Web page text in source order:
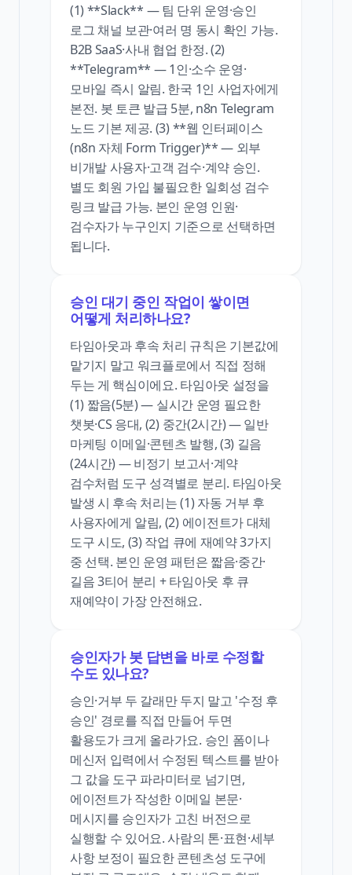
(1) **Slack** — 팀 단위 운영·승인
로그 채널 보관·여러 명 동시 확인 가능.
B2B SaaS·사내 협업 한정. (2)
**Telegram** — 1인·소수 운영·
모바일 즉시 알림. 한국 1인 사업자에게
본전. 봇 토큰 발급 5분, n8n Telegram
노드 기본 제공. (3) **웹 인터페이스
(n8n 자체 Form Trigger)** — 외부
비개발 사용자·고객 검수·계약 승인.
별도 회원 가입 불필요한 일회성 검수
링크 발급 가능. 본인 운영 인원·
검수자가 누구인지 기준으로 선택하면
됩니다.
승인 대기 중인 작업이 쌓이면
어떻게 처리하나요?
타임아웃과 후속 처리 규칙은 기본값에
맡기지 말고 워크플로에서 직접 정해
두는 게 핵심이에요. 타임아웃 설정을
(1) 짧음(5분) — 실시간 운영 필요한
챗봇·CS 응대, (2) 중간(2시간) — 일반
마케팅 이메일·콘텐츠 발행, (3) 길음
(24시간) — 비정기 보고서·계약
검수처럼 도구 성격별로 분리. 타임아웃
발생 시 후속 처리는 (1) 자동 거부 후
사용자에게 알림, (2) 에이전트가 대체
도구 시도, (3) 작업 큐에 재예약 3가지
중 선택. 본인 운영 패턴은 짧음·중간·
길음 3티어 분리 + 타임아웃 후 큐
재예약이 가장 안전해요.
승인자가 봇 답변을 바로 수정할
수도 있나요?
승인·거부 두 갈래만 두지 말고 '수정 후
승인' 경로를 직접 만들어 두면
활용도가 크게 올라가요. 승인 폼이나
메신저 입력에서 수정된 텍스트를 받아
그 값을 도구 파라미터로 넘기면,
에이전트가 작성한 이메일 본문·
메시지를 승인자가 고친 버전으로
실행할 수 있어요. 사람의 톤·표현·세부
사항 보정이 필요한 콘텐츠성 도구에